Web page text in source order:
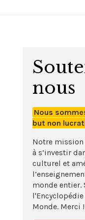
nous
Nous
but non
Notre mission
à s’investir
culturel et
monde entier.
Monde. Merci !